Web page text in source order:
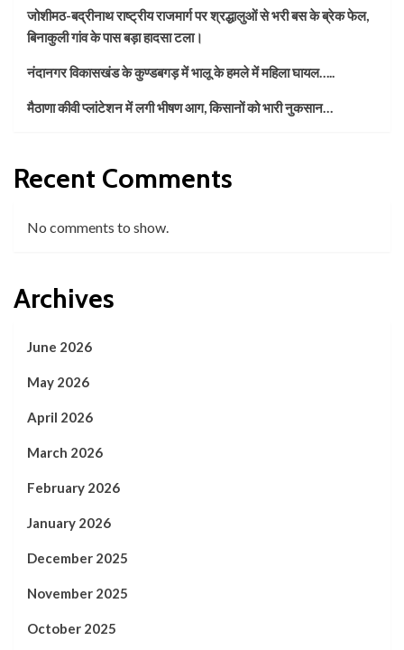
जोशीमठ-बद्रीनाथ राष्ट्रीय राजमार्ग पर श्रद्धालुओं से भरी बस के ब्रेक फेल,
बिनाकुली गांव के पास बड़ा हादसा टला।
नंदानगर विकासखंड के कुण्डबगड़ में भालू के हमले में महिला घायल…..
मैठाणा कीवी प्लांटेशन में लगी भीषण आग, किसानों को भारी नुकसान…
Recent Comments
No comments to show.
Archives
June 2026
May 2026
April 2026
March 2026
February 2026
January 2026
December 2025
November 2025
October 2025